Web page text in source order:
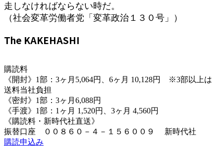
走しなければならない時だ。
（社会変革労働者党「変革政治１３０号」）
The KAKEHASHI
購読料
《開封》1部：3ヶ月5,064円、6ヶ月 10,128円 ※3部以上は
送料当社負担
《密封》1部：3ヶ月6,088円
《手渡》1部：1ヶ月 1,520円、3ヶ月 4,560円
《購読料・新時代社直送》
振替口座 ００８６０－４－１５６００９ 新時代社
購読申込み